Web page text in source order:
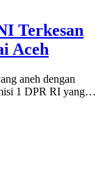
Terkesan
Aceh
aneh dengan
1 DPR RI yang…